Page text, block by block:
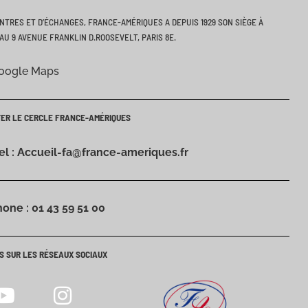
ET D’ÉCHANGES, FRANCE-AMÉRIQUES A DEPUIS 1929 SON SIÈGE À
9 AVENUE FRANKLIN D.ROOSEVELT, PARIS 8E.
Maps
LE CERCLE FRANCE-AMÉRIQUES
: Accueil-fa@france-ameriques.fr
: 01 43 59 51 00
SUR LES RÉSEAUX SOCIAUX